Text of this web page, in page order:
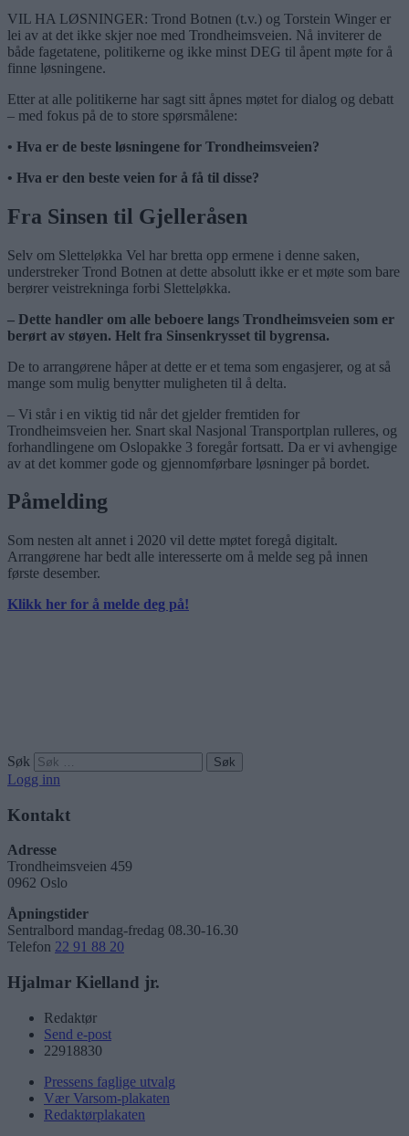
VIL HA LØSNINGER: Trond Botnen (t.v.) og Torstein Winger er
lei av at det ikke skjer noe med Trondheimsveien. Nå inviterer de
både fagetatene, politikerne og ikke minst DEG til åpent møte for å
finne løsningene.
Etter at alle politikerne har sagt sitt åpnes møtet for dialog og debatt
– med fokus på de to store spørsmålene:
• Hva er de beste løsningene for Trondheimsveien?
• Hva er den beste veien for å få til disse?
Fra Sinsen til Gjelleråsen
Selv om Sletteløkka Vel har bretta opp ermene i denne saken,
understreker Trond Botnen at dette absolutt ikke er et møte som bare
berører veistrekninga forbi Sletteløkka.
– Dette handler om alle beboere langs Trondheimsveien som er
berørt av støyen. Helt fra Sinsenkrysset til bygrensa.
De to arrangørene håper at dette er et tema som engasjerer, og at så
mange som mulig benytter muligheten til å delta.
– Vi står i en viktig tid når det gjelder fremtiden for
Trondheimsveien her. Snart skal Nasjonal Transportplan rulleres, og
forhandlingene om Oslopakke 3 foregår fortsatt. Da er vi avhengige
av at det kommer gode og gjennomførbare løsninger på bordet.
Påmelding
Som nesten alt annet i 2020 vil dette møtet foregå digitalt.
Arrangørene har bedt alle interesserte om å melde seg på innen
første desember.
Klikk her for å melde deg på!
Søk
Logg inn
Kontakt
Adresse
Trondheimsveien 459
0962 Oslo
Åpningstider
Sentralbord mandag-fredag 08.30-16.30
Telefon 22 91 88 20
Hjalmar Kielland jr.
Redaktør
Send e-post
22918830
Pressens faglige utvalg
Vær Varsom-plakaten
Redaktørplakaten